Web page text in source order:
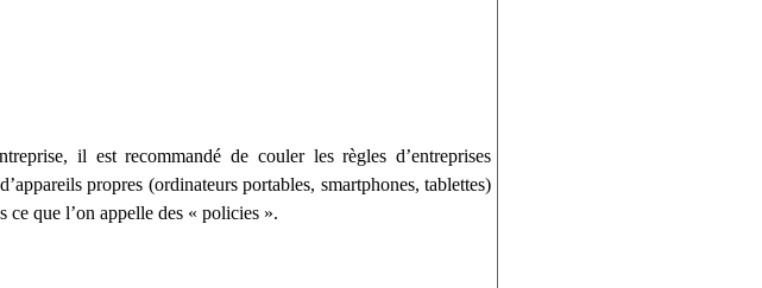
il est recommandé de couler les règles d’entreprises
propres (ordinateurs portables, smartphones, tablettes)
ce que l’on appelle des « policies ».